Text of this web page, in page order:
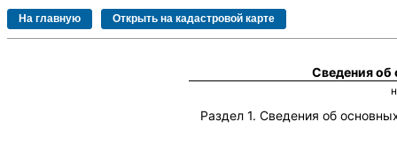
Сведения
Раздел 1. Сведения об